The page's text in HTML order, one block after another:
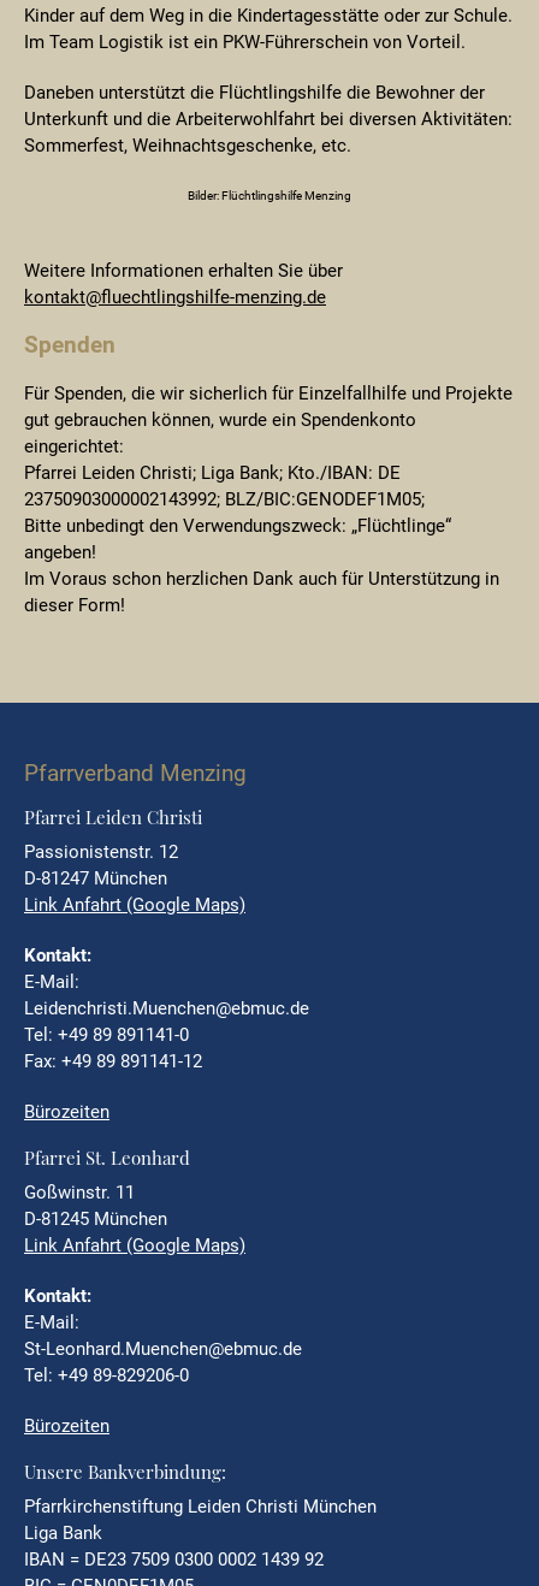
Kinder auf dem Weg in die Kindertagesstätte oder zur Schule.
Im Team Logistik ist ein PKW-Führerschein von Vorteil.
Daneben unterstützt die Flüchtlingshilfe die Bewohner der
Unterkunft und die Arbeiterwohlfahrt bei diversen Aktivitäten:
Sommerfest, Weihnachtsgeschenke, etc.
Bilder: Flüchtlingshilfe Menzing
Weitere Informationen erhalten Sie über
kontakt@fluechtlingshilfe-menzing.de
Spenden
Für Spenden, die wir sicherlich für Einzelfallhilfe und Projekte
gut gebrauchen können, wurde ein Spendenkonto
eingerichtet:
Pfarrei Leiden Christi; Liga Bank; Kto./IBAN: DE
23750903000002143992; BLZ/BIC:GENODEF1M05;
Bitte unbedingt den Verwendungszweck: „Flüchtlinge“
angeben!
Im Voraus schon herzlichen Dank auch für Unterstützung in
dieser Form!
Pfarrverband Menzing
Pfarrei Leiden Christi
Passionistenstr. 12
D-81247 München
Link Anfahrt (Google Maps)
Kontakt:
E-Mail:
Leidenchristi.Muenchen@ebmuc.de
Tel: +49 89 891141-0
Fax: +49 89 891141-12
Bürozeiten
Pfarrei St. Leonhard
Goßwinstr. 11
D-81245 München
Link Anfahrt (Google Maps)
Kontakt:
E-Mail:
St-Leonhard.Muenchen@ebmuc.de
Tel: +49 89-829206-0
Bürozeiten
Unsere Bankverbindung:
Pfarrkirchenstiftung Leiden Christi München
Liga Bank
IBAN = DE23 7509 0300 0002 1439 92